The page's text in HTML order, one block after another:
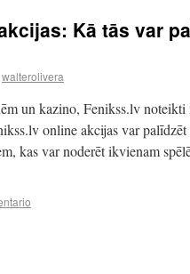
Kā tās var
walterolivera
un kazino, Fenikss.lv
online akcijas var
kas var noderēt ikvienam